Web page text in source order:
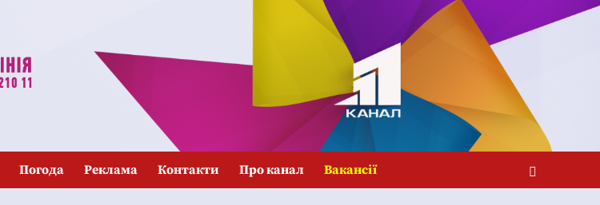
Погода Реклама Контакти Про канал Вакансії